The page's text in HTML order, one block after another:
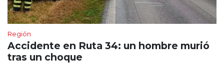
Región
Accidente en Ruta 34: un hombre murió
tras un choque